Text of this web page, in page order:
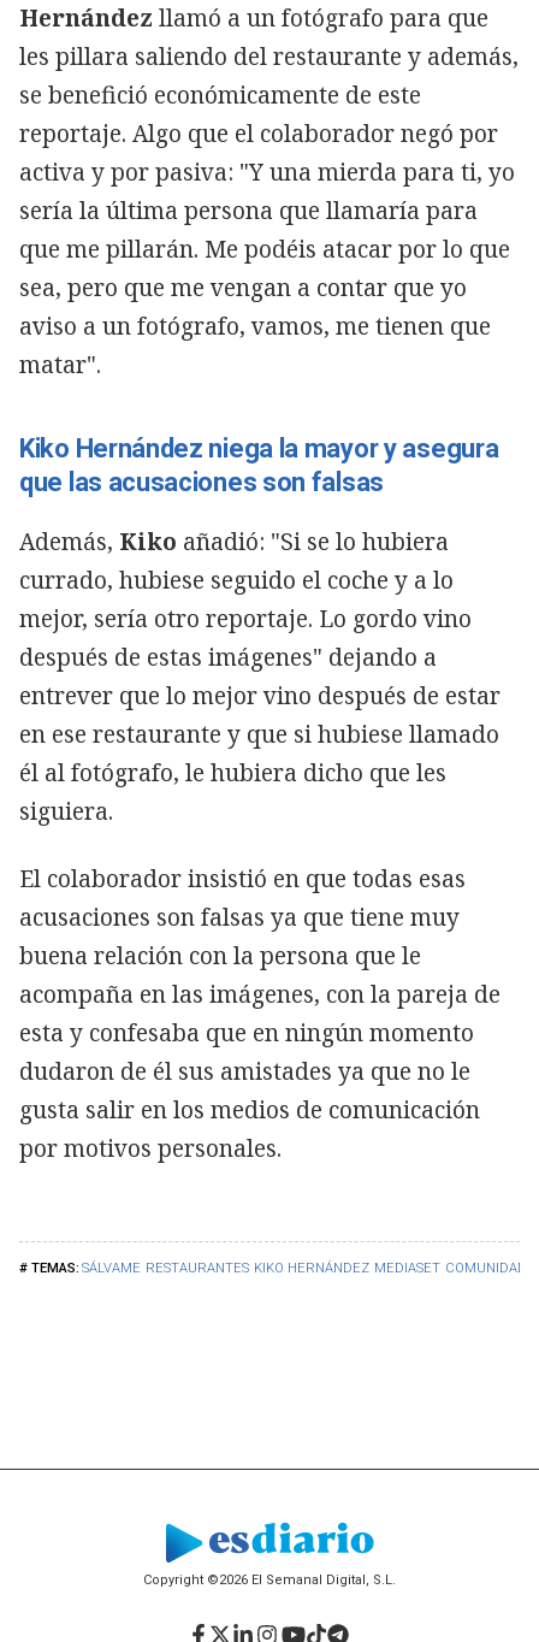
SÁLVAME RESTAURANTES KIKO HERNÁNDEZ MEDIASET COMUNIDAD
Hernández llamó a un fotógrafo para que
les pillara saliendo del restaurante y además,
se benefició económicamente de este
reportaje. Algo que el colaborador negó por
activa y por pasiva: "Y una mierda para ti, yo
sería la última persona que llamaría para
que me pillarán. Me podéis atacar por lo que
sea, pero que me vengan a contar que yo
aviso a un fotógrafo, vamos, me tienen que
matar".
Kiko Hernández niega la mayor y asegura
que las acusaciones son falsas
Además, Kiko añadió: "Si se lo hubiera
currado, hubiese seguido el coche y a lo
mejor, sería otro reportaje. Lo gordo vino
después de estas imágenes" dejando a
entrever que lo mejor vino después de estar
en ese restaurante y que si hubiese llamado
él al fotógrafo, le hubiera dicho que les
siguiera.
El colaborador insistió en que todas esas
acusaciones son falsas ya que tiene muy
buena relación con la persona que le
acompaña en las imágenes, con la pareja de
esta y confesaba que en ningún momento
dudaron de él sus amistades ya que no le
gusta salir en los medios de comunicación
por motivos personales.
Copyright ©2026 El Semanal Digital, S.L.
Facebook
Twitter
LinkedIn
Instagram
YouTube
TikTok
Telegram